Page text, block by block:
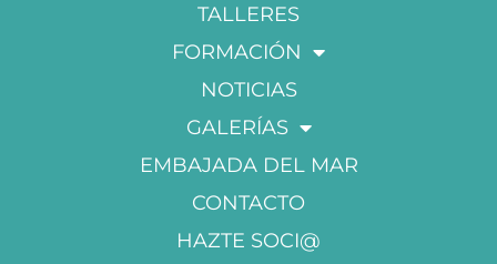
TALLERES
FORMACIÓN
NOTICIAS
GALERÍAS
EMBAJADA DEL MAR
CONTACTO
HAZTE SOCI@